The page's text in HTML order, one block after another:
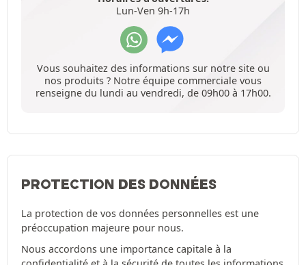
Lun-Ven 9h-17h
Vous souhaitez des informations sur notre site ou
nos produits ? Notre équipe commerciale vous
renseigne du lundi au vendredi, de 09h00 à 17h00.
PROTECTION DES DONNÉES
La protection de vos données personnelles est une
préoccupation majeure pour nous.
Nous accordons une importance capitale à la